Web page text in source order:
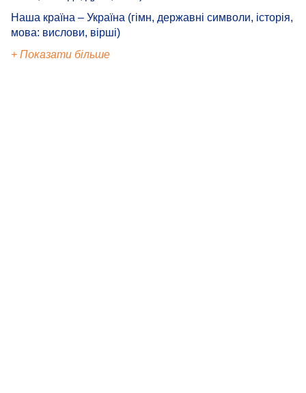
Наша країна – Україна (гімн, державні символи, історія,
мова: вислови, вірші)
+ Показати більше